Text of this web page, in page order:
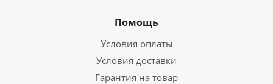
Помощь
Условия оплаты
Условия доставки
Гарантия на товар